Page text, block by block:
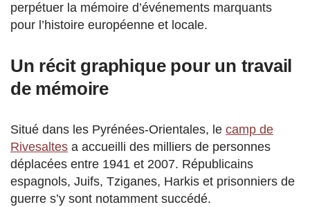
perpétuer la mémoire d’événements marquants
pour l’histoire européenne et locale​.
Un récit graphique pour un travail
de mémoire
Situé dans les Pyrénées-Orientales, le camp de
Rivesaltes a accueilli des milliers de personnes
déplacées entre 1941 et 2007. Républicains
espagnols, Juifs, Tziganes, Harkis et prisonniers de
guerre s’y sont notamment succédé.